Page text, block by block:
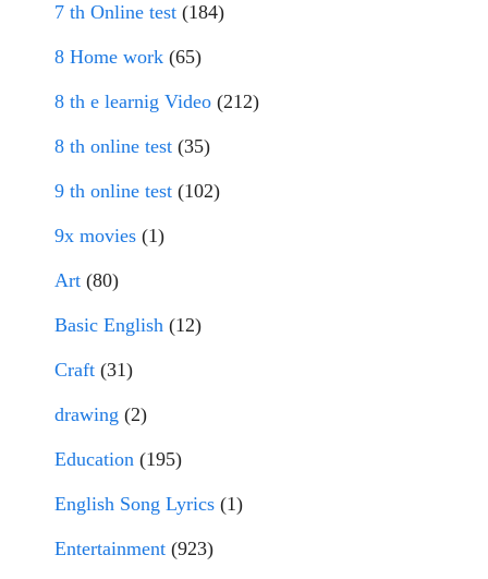
7 th Online test (184)
8 Home work (65)
8 th e learnig Video (212)
8 th online test (35)
9 th online test (102)
9x movies (1)
Art (80)
Basic English (12)
Craft (31)
drawing (2)
Education (195)
English Song Lyrics (1)
Entertainment (923)